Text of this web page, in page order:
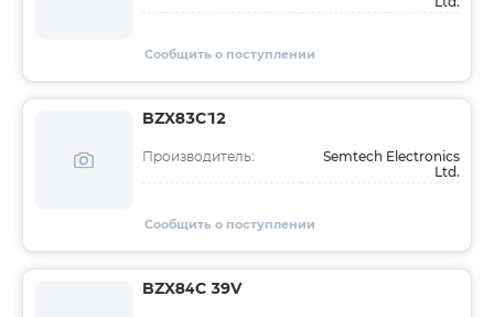
Сообщить о поступлении
BZX83C12
Производитель:
Semtech Electronics
Ltd.
Сообщить о поступлении
BZX84C 39V